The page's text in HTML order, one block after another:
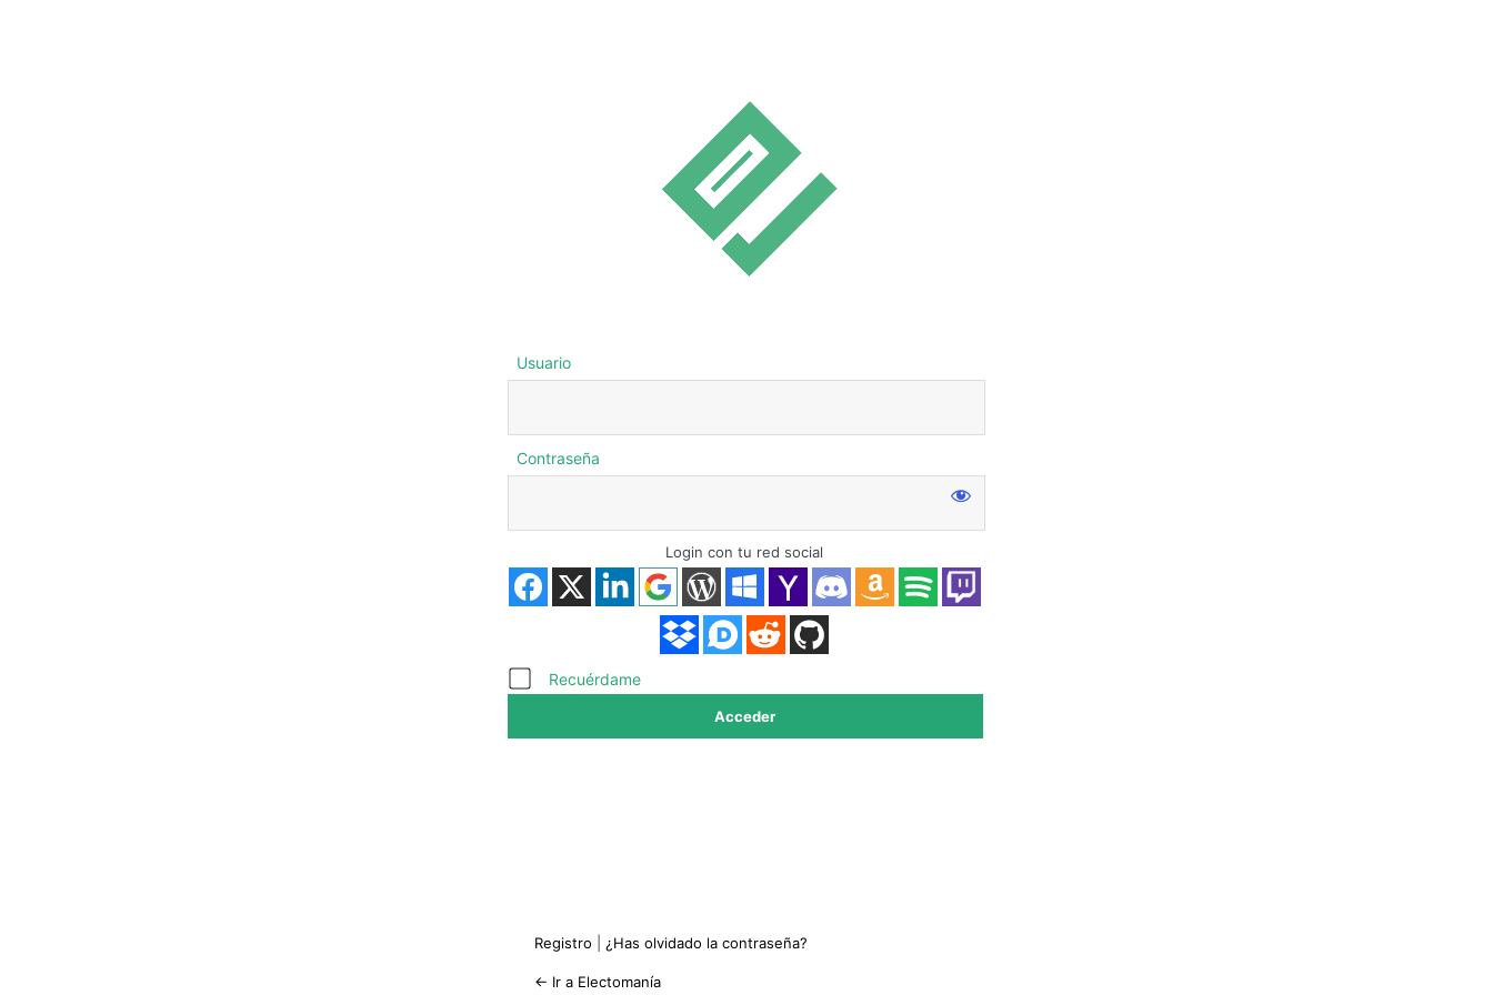
Acceder
Usuario
Contraseña
Login con tu red social
Recuérdame
Registro ¿Has olvidado la contraseña?
← Ir a Electomanía